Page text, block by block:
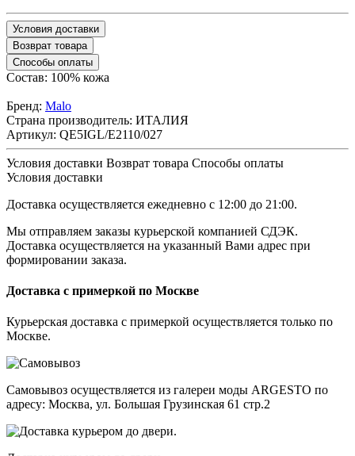
Условия доставки
Возврат товара
Способы оплаты
Состав: 100% кожа
Бренд: Malo
Страна производитель: ИТАЛИЯ
Артикул: QE5IGL/E2110/027
Условия доставки Возврат товара Cпособы оплаты
Условия доставки
Доставка осуществляется ежедневно с 12:00 до 21:00.
Мы отправляем заказы курьерской компанией СДЭК.
Доставка осуществляется на указанный Вами адрес при
формировании заказа.
Доставка с примеркой по Москве
Курьерская доставка с примеркой осуществляется только по
Москве.
Самовывоз осуществляется из галереи моды ARGESTO по
адресу: Москва, ул. Большая Грузинская 61 стр.2